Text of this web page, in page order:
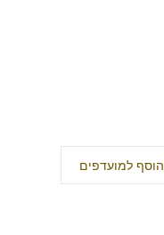
הוסף למועדפים